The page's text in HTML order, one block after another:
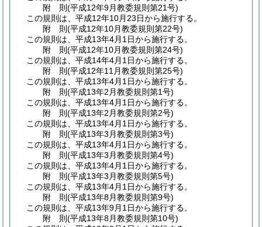
附 則(平成12年9月教委規則第21号)
この規則は、平成12年10月23日から施行する。
附 則(平成12年10月教委規則第22号)
この規則は、平成13年4月1日から施行する。
附 則(平成12年10月教委規則第24号)
この規則は、平成14年4月1日から施行する。
附 則(平成12年11月教委規則第25号)
この規則は、平成13年4月1日から施行する。
附 則(平成13年2月教委規則第1号)
この規則は、平成13年4月1日から施行する。
附 則(平成13年2月教委規則第2号)
この規則は、平成13年4月1日から施行する。
附 則(平成13年3月教委規則第3号)
この規則は、平成13年4月1日から施行する。
附 則(平成13年3月教委規則第4号)
この規則は、平成13年4月1日から施行する。
附 則(平成13年3月教委規則第5号)
この規則は、平成13年4月1日から施行する。
附 則(平成13年8月教委規則第9号)
この規則は、平成13年9月1日から施行する。
附 則(平成13年8月教委規則第10号)